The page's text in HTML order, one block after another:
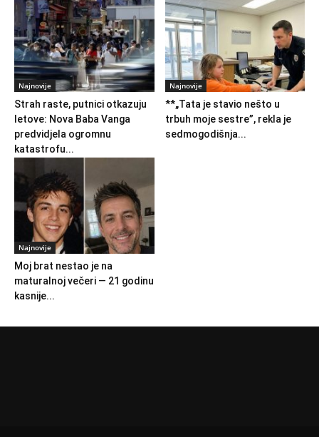
Najnovije
Strah raste, putnici otkazuju
letove: Nova Baba Vanga
predvidjela ogromnu
katastrofu...
Najnovije
**„Tata je stavio nešto u
trbuh moje sestre”, rekla je
sedmogodišnja...
Najnovije
Moj brat nestao je na
maturalnoj večeri — 21 godinu
kasnije...